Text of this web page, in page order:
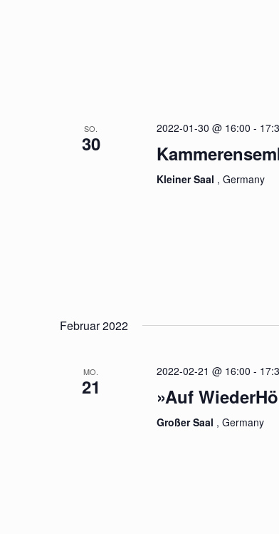
SO.
30
2022-01-30 @ 16:00 -
Kleiner Saal , Germany
Februar 2022
MO.
21
2022-02-21 @ 16:00 -
»Auf
Großer Saal , Germany